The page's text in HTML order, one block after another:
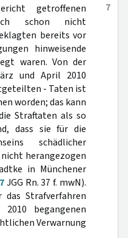
7
getroffenen
schon nicht
bereits vor
hinweisende
waren. Von der
und April 2010
- Taten ist
worden; das kann
Straftaten als so
dass sie für die
schädlicher
herangezogen
in Münchener
JGG Rn. 37 f. mwN).
Strafverfahren
begangenen
Verwarnung